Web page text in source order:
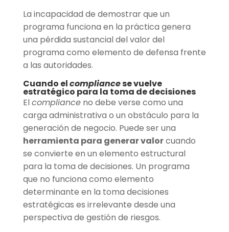
La incapacidad de demostrar que un
programa funciona en la práctica genera
una pérdida sustancial del valor del
programa como elemento de defensa frente
a las autoridades.
Cuando elcompliancese vuelve
estratégico para la toma de decisiones
Elcomplianceno debe verse como una
carga administrativa o un obstáculo para la
generación de negocio. Puede ser una
herramienta para generar valorcuando
se convierte en un elemento estructural
para la toma de decisiones. Un programa
que no funciona como elemento
determinante en la toma decisiones
estratégicas es irrelevante desde una
perspectiva de gestión de riesgos.